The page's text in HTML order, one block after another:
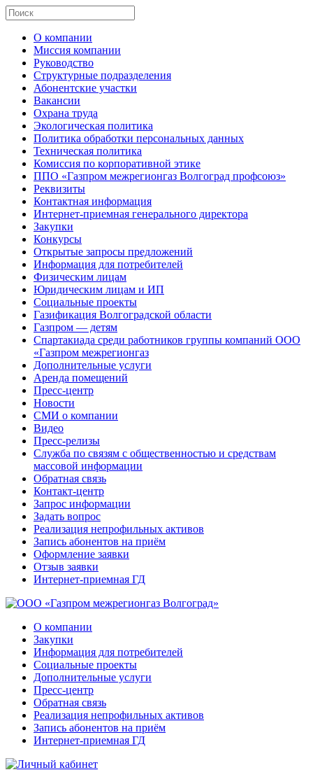
О компании
Миссия компании
Руководство
Структурные подразделения
Абонентские участки
Вакансии
Охрана труда
Экологическая политика
Политика обработки персональных данных
Техническая политика
Комиссия по корпоративной этике
ППО «Газпром межрегионгаз Волгоград профсоюз»
Реквизиты
Контактная информация
Интернет-приемная генерального директора
Закупки
Конкурсы
Открытые запросы предложений
Информация для потребителей
Физическим лицам
Юридическим лицам и ИП
Социальные проекты
Газификация Волгоградской области
Газпром — детям
Спартакиада среди работников группы компаний ООО
«Газпром межрегионгаз
Дополнительные услуги
Аренда помещений
Пресс-центр
Новости
СМИ о компании
Видео
Пресс-релизы
Служба по связям с общественностью и средствам
массовой информации
Обратная связь
Контакт-центр
Запрос информации
Задать вопрос
Реализация непрофильных активов
Запись абонентов на приём
Оформление заявки
Отзыв заявки
Интернет-приемная ГД
О компании
Закупки
Информация для потребителей
Социальные проекты
Дополнительные услуги
Пресс-центр
Обратная связь
Реализация непрофильных активов
Запись абонентов на приём
Интернет-приемная ГД